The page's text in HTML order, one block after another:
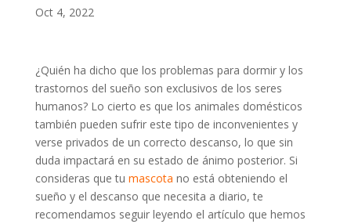
Oct 4, 2022
¿Quién ha dicho que los problemas para dormir y los
trastornos del sueño son exclusivos de los seres
humanos? Lo cierto es que los animales domésticos
también pueden sufrir este tipo de inconvenientes y
verse privados de un correcto descanso, lo que sin
duda impactará en su estado de ánimo posterior. Si
consideras que tu mascota no está obteniendo el
sueño y el descanso que necesita a diario, te
recomendamos seguir leyendo el artículo que hemos